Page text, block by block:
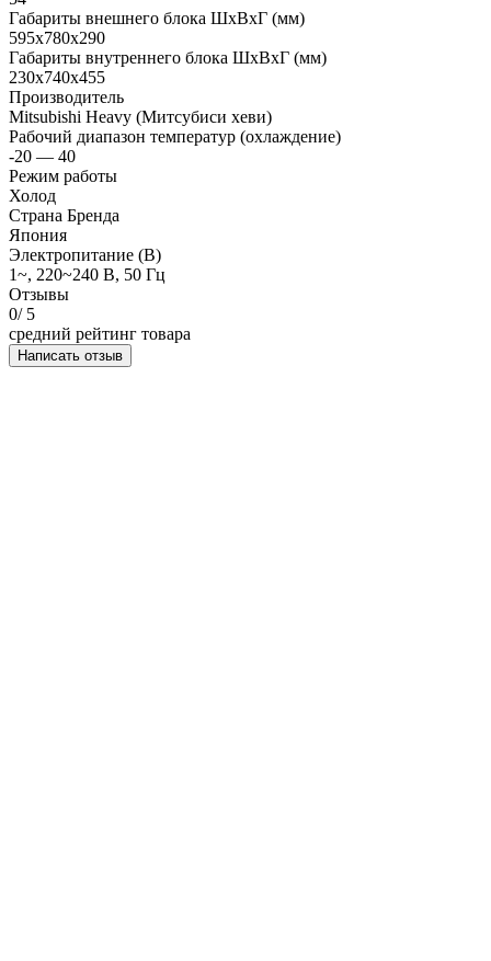
Габариты внешнего блока ШхВхГ (мм)
595x780x290
Габариты внутреннего блока ШхВхГ (мм)
230x740x455
Производитель
Mitsubishi Heavy (Митсубиси хеви)
Рабочий диапазон температур (охлаждение)
-20 — 40
Режим работы
Холод
Страна Бренда
Япония
Электропитание (В)
1~, 220~240 В, 50 Гц
Отзывы
0/ 5
средний рейтинг товара
Написать отзыв